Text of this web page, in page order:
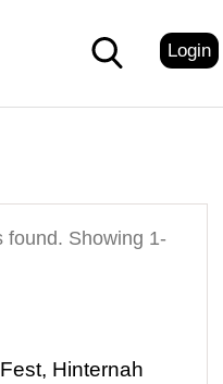
Login
found. Showing 1-
Hinternah